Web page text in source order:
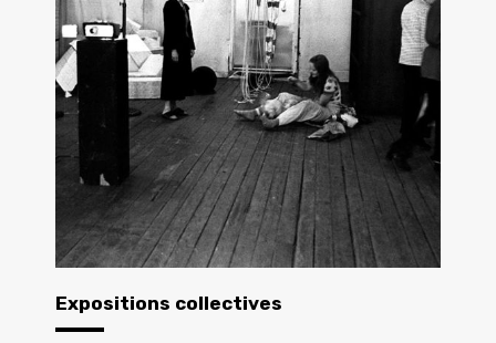
Expositions collectives